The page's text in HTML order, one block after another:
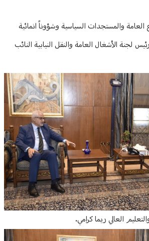
والمستجدات السياسية وشؤوناً انمائية
لجنة الأشغال العامة والنقل النيابية النائب
العالي ريما كرامي.